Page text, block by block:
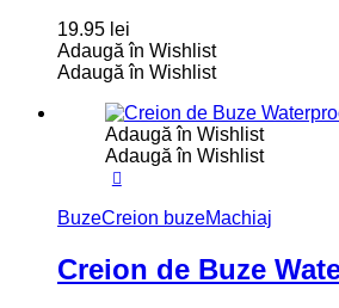
19.95 lei
Adaugă în Wishlist
Adaugă în Wishlist
Adaugă în Wishlist
Adaugă în Wishlist
BuzeCreion buzeMachiaj
Creion de Buze